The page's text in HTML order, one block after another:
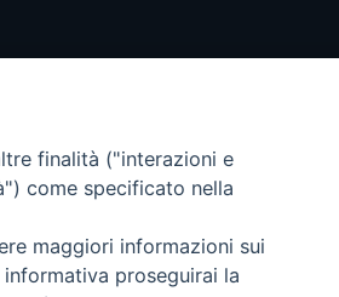
finalità ("interazioni e
come specificato nella
maggiori informazioni sui
proseguirai la